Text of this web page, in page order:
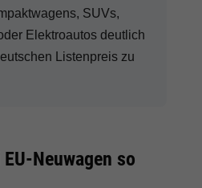
SUVs,
Elektroautos deutlich
Listenpreis zu
Neuwagen so